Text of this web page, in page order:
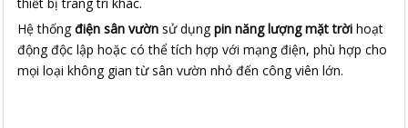
Hệ thống điện sân vườn sử dụng pin năng lượng mặt trời hoạt
động độc lập hoặc có thể tích hợp với mạng điện, phù hợp cho
mọi loại không gian từ sân vườn nhỏ đến công viên lớn.